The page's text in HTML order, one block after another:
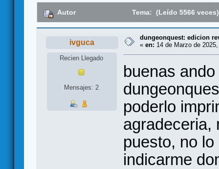
Autor Tema: (Leído 5566 veces)
ivguca
Recien Llegado
Mensajes: 2
dungeonquest: edicion
« en: 14 de Marzo de
buenas
poderlo
agradeceria,
puesto, no
indicarme